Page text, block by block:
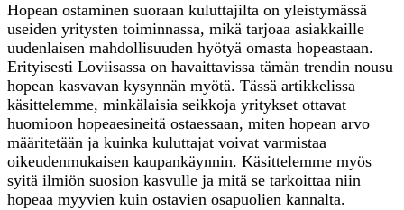
Hopean ostaminen suoraan kuluttajilta on yleistymässä
useiden yritysten toiminnassa, mikä tarjoaa asiakkaille
uudenlaisen mahdollisuuden hyötyä omasta hopeastaan.
Erityisesti Loviisassa on havaittavissa tämän trendin nousu
hopean kasvavan kysynnän myötä. Tässä artikkelissa
käsittelemme, minkälaisia seikkoja yritykset ottavat
huomioon hopeaesineitä ostaessaan, miten hopean arvo
määritetään ja kuinka kuluttajat voivat varmistaa
oikeudenmukaisen kaupankäynnin. Käsittelemme myös
syitä ilmiön suosion kasvulle ja mitä se tarkoittaa niin
hopeaa myyvien kuin ostavien osapuolien kannalta.